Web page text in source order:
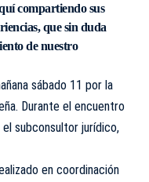
compartiendo sus
que sin duda
de nuestro
sábado 11 por la
Durante el encuentro
subconsultor jurídico,
en coordinación